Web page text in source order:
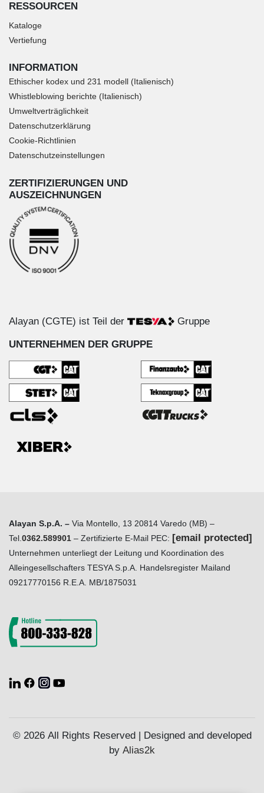
RESSOURCEN
Kataloge
Vertiefung
INFORMATION
Ethischer kodex und 231 modell (Italienisch)
Whistleblowing berichte (Italienisch)
Umweltverträglichkeit
Datenschutzerklärung
Cookie-Richtlinien
Datenschutzeinstellungen
ZERTIFIZIERUNGEN UND
AUSZEICHNUNGEN
Alayan (CGTE) ist Teil der Gruppe
UNTERNEHMEN DER GRUPPE
Alayan S.p.A. – Via Montello, 13 20814 Varedo (MB) –
Tel.0362.589901 – Zertifizierte E-Mail PEC: [email protected]
Unternehmen unterliegt der Leitung und Koordination des
Alleingesellschafters TESYA S.p.A. Handelsregister Mailand
09217770156 R.E.A. MB/1875031
© 2026 All Rights Reserved | Designed and developed
by Alias2k